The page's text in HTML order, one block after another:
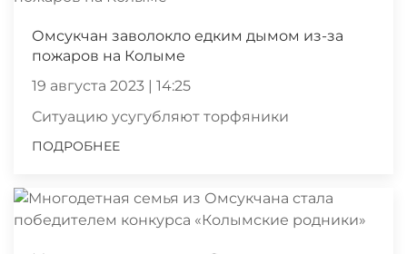
Омсукчан заволокло едким дымом из-за
пожаров на Колыме
19 августа 2023 | 14:25
Ситуацию усугубляют торфяники
ПОДРОБНЕЕ